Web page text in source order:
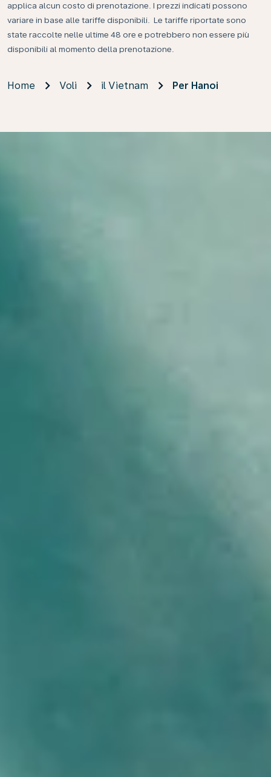
applica alcun costo di prenotazione. I prezzi indicati possono
variare in base alle tariffe disponibili. Le tariffe riportate sono
state raccolte nelle ultime 48 ore e potrebbero non essere più
disponibili al momento della prenotazione.
Home Voli il Vietnam Per Hanoi